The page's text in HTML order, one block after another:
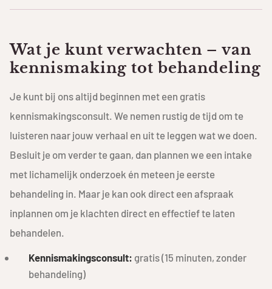
Wat je kunt verwachten – van
kennismaking tot behandeling
Je kunt bij ons altijd beginnen met een gratis
kennismakingsconsult. We nemen rustig de tijd om te
luisteren naar jouw verhaal en uit te leggen wat we doen.
Besluit je om verder te gaan, dan plannen we een intake
met lichamelijk onderzoek én meteen je eerste
behandeling in. Maar je kan ook direct een afspraak
inplannen om je klachten direct en effectief te laten
behandelen.
Kennismakingsconsult: gratis (15 minuten, zonder
behandeling)